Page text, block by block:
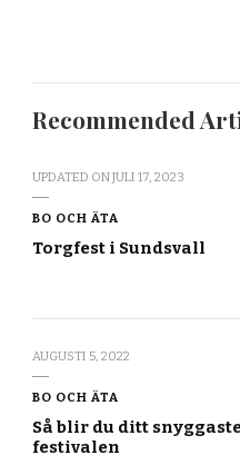
Recommended
UPDATED ONJULI 17, 2023
BO OCH ÄTA
Torgfest i Sundsvall
AUGUSTI 5, 2022
BO OCH ÄTA
Så blir du ditt
festivalen